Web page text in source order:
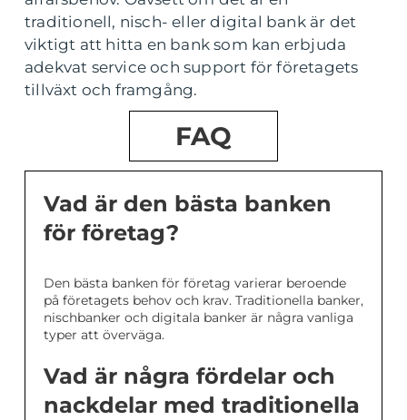
traditionell, nisch- eller digital bank är det
viktigt att hitta en bank som kan erbjuda
adekvat service och support för företagets
tillväxt och framgång.
FAQ
Vad är den bästa banken
för företag?
Den bästa banken för företag varierar beroende
på företagets behov och krav. Traditionella banker,
nischbanker och digitala banker är några vanliga
typer att överväga.
Vad är några fördelar och
nackdelar med traditionella